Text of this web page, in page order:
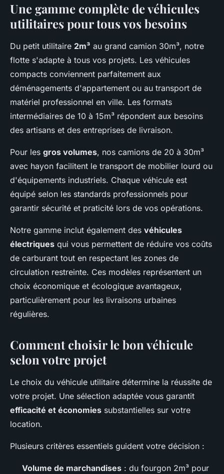
Une gamme complète de véhicules
utilitaires pour tous vos besoins
Du petit utilitaire 2m³ au grand camion 30m³, notre
flotte s'adapte à tous vos projets. Les véhicules
compacts conviennent parfaitement aux
déménagements d'appartement ou au transport de
matériel professionnel en ville. Les formats
intermédiaires de 10 à 15m³ répondent aux besoins
des artisans et des entreprises de livraison.
Pour les gros volumes, nos camions de 20 à 30m³
avec hayon facilitent le transport de mobilier lourd ou
d'équipements industriels. Chaque véhicule est
équipé selon les standards professionnels pour
garantir sécurité et praticité lors de vos opérations.
Notre gamme inclut également des véhicules
électriques qui vous permettent de réduire vos coûts
de carburant tout en respectant les zones de
circulation restreinte. Ces modèles représentent un
choix économique et écologique avantageux,
particulièrement pour les livraisons urbaines
régulières.
Comment choisir le bon véhicule
selon votre projet
Le choix du véhicule utilitaire détermine la réussite de
votre projet. Une sélection adaptée vous garantit
efficacité et économies substantielles sur votre
location.
Plusieurs critères essentiels guident votre décision :
Volume de marchandises : du fourgon 2m³ pour